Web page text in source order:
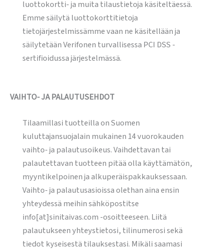
luottokortti- ja muita tilaustietoja käsiteltäessä.
Emme säilytä luottokorttitietoja
tietojärjestelmissämme vaan ne käsitellään ja
säilytetään Verifonen turvallisessa PCI DSS -
sertifioidussa järjestelmässä.
VAIHTO- JA PALAUTUSEHDOT
Tilaamillasi tuotteilla on Suomen
kuluttajansuojalain mukainen 14 vuorokauden
vaihto- ja palautusoikeus. Vaihdettavan tai
palautettavan tuotteen pitää olla käyttämätön,
myyntikelpoinen ja alkuperäispakkauksessaan.
Vaihto- ja palautusasioissa olethan aina ensin
yhteydessä meihin sähköpostitse
info[at]sinitaivas.com -osoitteeseen. Liitä
palautukseen yhteystietosi, tilinumerosi sekä
tiedot kyseisestä tilauksestasi. Mikäli saamasi